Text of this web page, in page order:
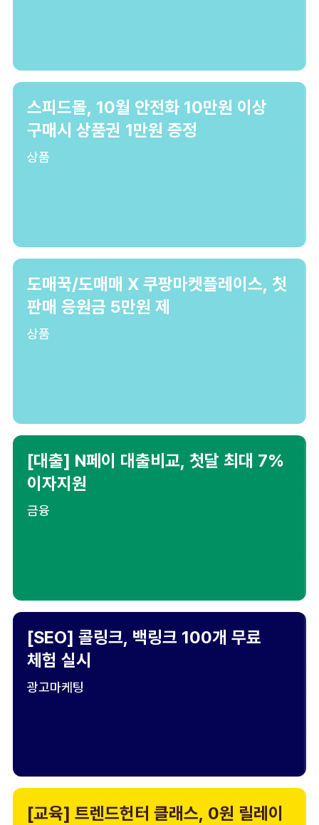
스피드몰, 10월 안전화 10만원 이상
구매시 상품권 1만원 증정
상품
도매꾹/도매매 X 쿠팡마켓플레이스, 첫
판매 응원금 5만원 제
상품
[대출] N페이 대출비교, 첫달 최대 7%
이자지원
금융
[SEO] 콜링크, 백링크 100개 무료
체험 실시
광고마케팅
[교육] 트렌드헌터 클래스, 0원 릴레이